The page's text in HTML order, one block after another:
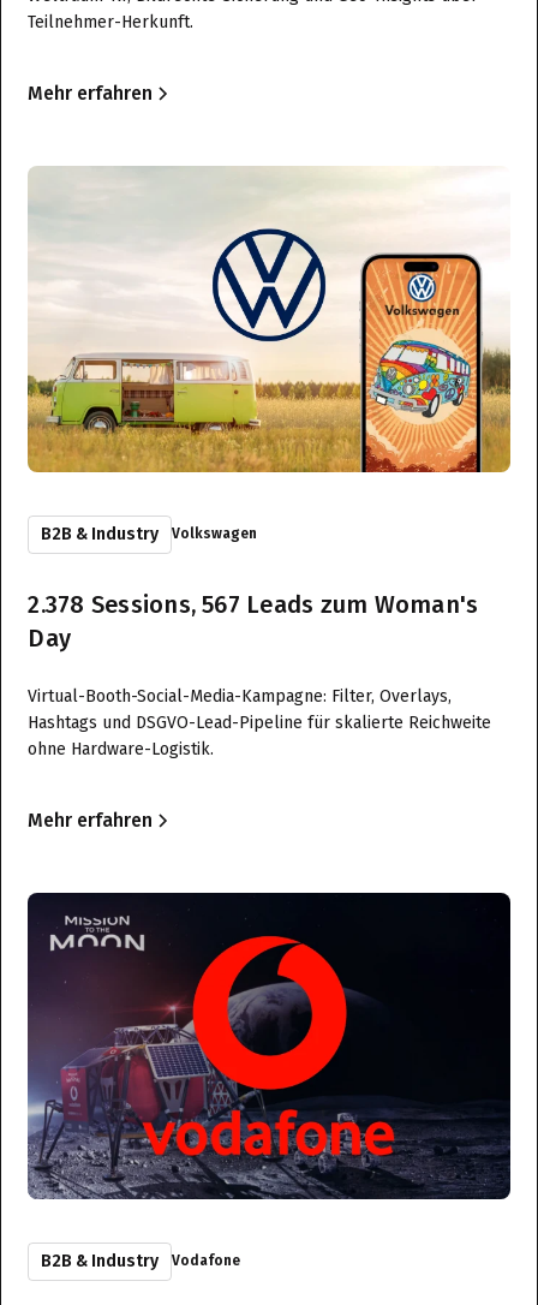
Teilnehmer-Herkunft.
Mehr erfahren
B2B & Industry Volkswagen
2.378 Sessions, 567 Leads zum Woman's
Day
Virtual-Booth-Social-Media-Kampagne: Filter, Overlays,
Hashtags und DSGVO-Lead-Pipeline für skalierte Reichweite
ohne Hardware-Logistik.
Mehr erfahren
B2B & Industry Vodafone